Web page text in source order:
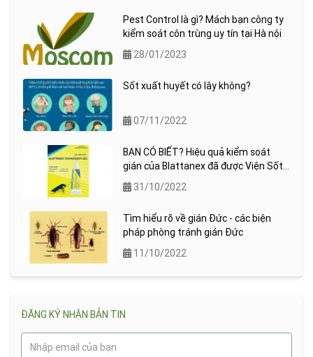
Pest Control là gì? Mách bạn công ty
kiểm soát côn trùng uy tín tại Hà nội
28/01/2023
Sốt xuất huyết có lây không?
07/11/2022
BẠN CÓ BIẾT? Hiệu quả kiểm soát
gián của Blattanex đã được Viện Sốt
rét ký sinh trùng quốc gia (NIMPE)
kiểm chứng !
31/10/2022
Tìm hiểu rõ về gián Đức - các biện
pháp phòng tránh gián Đức
11/10/2022
ĐĂNG KÝ NHẬN BẢN TIN